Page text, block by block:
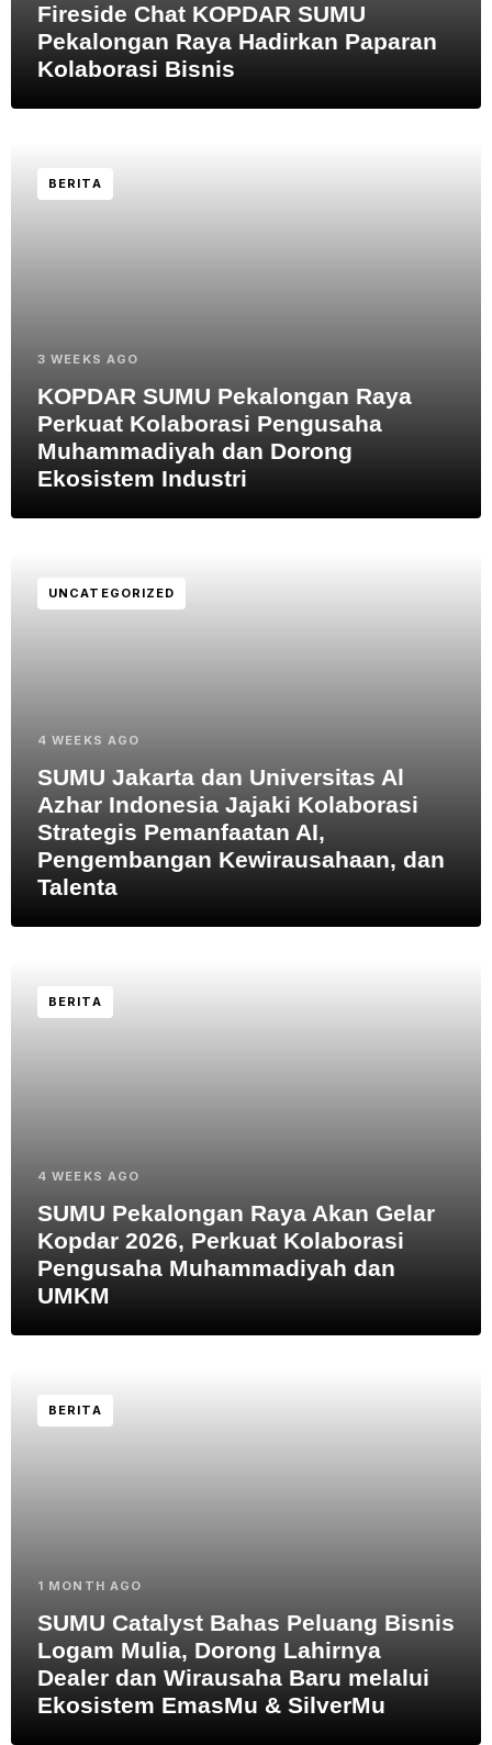
Fireside Chat KOPDAR SUMU
Pekalongan Raya Hadirkan Paparan
Kolaborasi Bisnis
BERITA
3 WEEKS AGO
KOPDAR SUMU Pekalongan Raya
Perkuat Kolaborasi Pengusaha
Muhammadiyah dan Dorong
Ekosistem Industri
UNCATEGORIZED
4 WEEKS AGO
SUMU Jakarta dan Universitas Al
Azhar Indonesia Jajaki Kolaborasi
Strategis Pemanfaatan AI,
Pengembangan Kewirausahaan, dan
Talenta
BERITA
4 WEEKS AGO
SUMU Pekalongan Raya Akan Gelar
Kopdar 2026, Perkuat Kolaborasi
Pengusaha Muhammadiyah dan
UMKM
BERITA
1 MONTH AGO
SUMU Catalyst Bahas Peluang Bisnis
Logam Mulia, Dorong Lahirnya
Dealer dan Wirausaha Baru melalui
Ekosistem EmasMu & SilverMu